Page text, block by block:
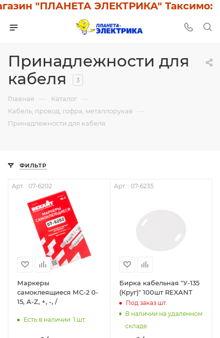
"ПЛАНЕТА ЭЛЕКТРИКА" Таксимо:
Принадлежности для
кабеля
3
Главная — Каталог —
Кабель, провод, гофра, металлорукав —
Принадлежности для кабеля
ФИЛЬТР
Арт. : 07-6202
Маркеры
самоклеящиеся МС-2 0-
15, A-Z, +, -, /
Есть в наличии: 1 шт.
Арт. : 07-6235
Бирка кабельная "У-135
(Круг)" 100шт REXANT
Под заказшт.
В наличии на удаленном
складе